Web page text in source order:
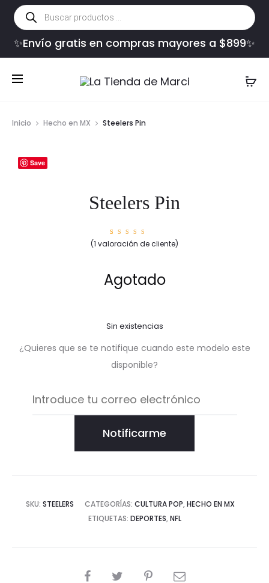
Búsqueda
de
productos
✨Envío gratis en compras mayores a $899✨
Inicio Hecho en MX Steelers Pin
Save
Steelers Pin
Valorad
o con
ión de
un
cliente
(1 valoración de cliente)
Agotado
Sin existencias
¿Quieres que se te notifique cuando este modelo este
disponible?
Notificarme
SKU: STEELERS CATEGORÍAS: CULTURA POP, HECHO EN MX
ETIQUETAS: DEPORTES, NFL
COMPARTIR